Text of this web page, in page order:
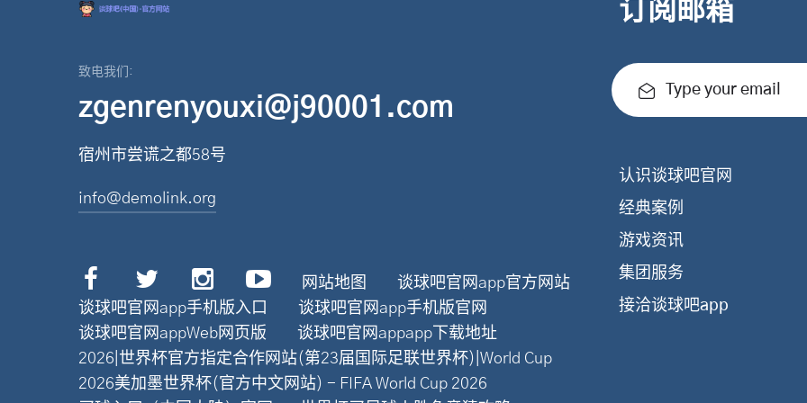
致电我们:
zgenrenyouxi@j90001.com
宿州市尝谎之都58号
info@demolink.org
网站地图
谈球吧官网app官方网站
谈球吧官网app手机版入口
谈球吧官网app手机版官网
谈球吧官网appWeb网页版
谈球吧官网appapp下载地址
2026|世界杯官方指定合作网站(第23届国际足联世界杯)|World Cup
2026美加墨世界杯(官方中文网站) - FIFA World Cup 2026
订阅邮箱
Type your email
认识谈球吧官网
经典案例
游戏资讯
集团服务
接洽谈球吧app